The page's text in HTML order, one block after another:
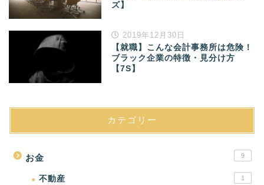
ズ】
2019年12月30日
【就職】こんな会計事務所は危険！
ブラック企業の特徴・見分け方
【7S】
カテゴリー
お金 9
不動産 1